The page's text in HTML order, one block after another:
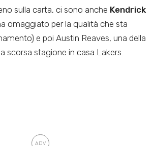
sulla carta, ci sono anche Kendrick
omaggiato per la qualità che sta
e poi Austin Reaves, una della
scorsa stagione in casa Lakers.